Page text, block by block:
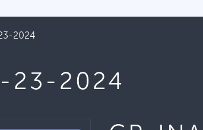
2024
23-2024